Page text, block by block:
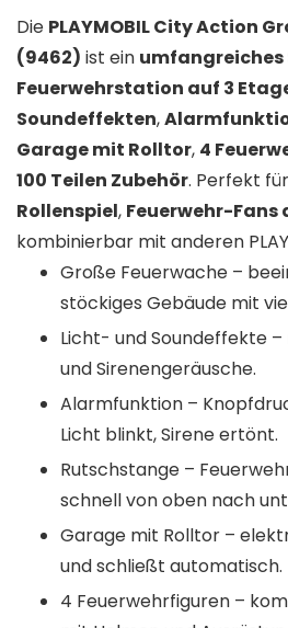
Die PLAYMOBIL City Action
(9462) ist ein umfangreiches
Feuerwehrstation auf 3
Soundeffekten,
Garage mit Rolltor, 4
100 Teilen Zubehör. Perfekt für
Rollenspiel, Feuerwehr-Fans
kombinierbar mit anderen
Große Feuerwache –
stöckiges Gebäude mit
Licht- und Soundeffekte
und Sirenengeräusche.
Alarmfunktion –
Licht blinkt, Sirene ertönt.
Rutschstange –
schnell von oben nach
Garage mit Rolltor –
und schließt automatisch.
4 Feuerwehrfiguren –